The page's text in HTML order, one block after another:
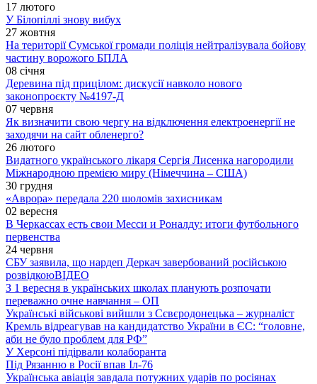
17 лютого
У Білопіллі знову вибух
27 жовтня
На території Сумської громади поліція нейтралізувала бойову
частину ворожого БПЛА
08 січня
Деревина під прицілом: дискусії навколо нового
законопроєкту №4197-Д
07 червня
Як визначити свою чергу на відключення електроенергії не
заходячи на сайт обленерго?
26 лютого
Видатного українського лікаря Сергія Лисенка нагородили
Міжнародною премією миру (Німеччина – США)
30 грудня
«Аврора» передала 220 шоломів захисникам
02 вересня
В Черкассах есть свои Месси и Роналду: итоги футбольного
первенства
24 червня
СБУ заявила, що нардеп Деркач завербований російською
розвідкоюВІДЕО
З 1 вересня в українських школах планують розпочати
переважно очне навчання – ОП
Українські військові вийшли з Сєвєродонецька – журналіст
Кремль відреагував на кандидатство України в ЄС: “головне,
аби не було проблем для РФ”
У Херсоні підірвали колаборанта
Під Рязанню в Росії впав Іл-76
Українська авіація завдала потужних ударів по росіянах